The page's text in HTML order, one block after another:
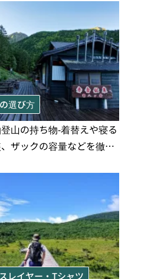
選び方
山の持ち物‐着替えや寝る
ザックの容量などを徹底
レイヤー・Tシャツ